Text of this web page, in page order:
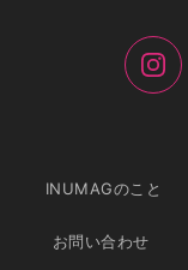
INUMAGのこと
お問い合わせ